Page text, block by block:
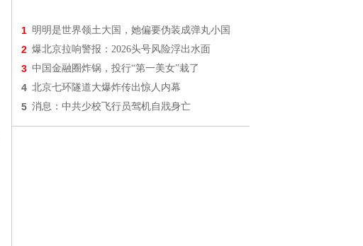
1 明明是世界领土大国，她偏要伪装成弹丸小国
2 爆北京拉响警报：2026头号风险浮出水面
3 中国金融圈炸锅，投行“第一美女”栽了
4 北京七环隧道大爆炸传出惊人内幕
5 消息：中共少校飞行员驾机自戕身亡